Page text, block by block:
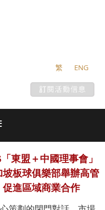
繁 ENG
東盟＋中國理事會」
坡板球俱樂部舉辦高管
促進區域商業合作